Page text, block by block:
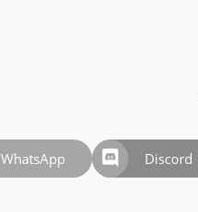
WhatsApp Discord